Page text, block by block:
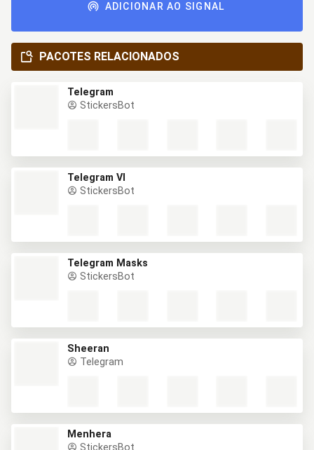
ADICIONAR AO SIGNAL
PACOTES RELACIONADOS
Telegram
StickersBot
Telegram VI
StickersBot
Telegram Masks
StickersBot
Sheeran
Telegram
Menhera
StickersBot